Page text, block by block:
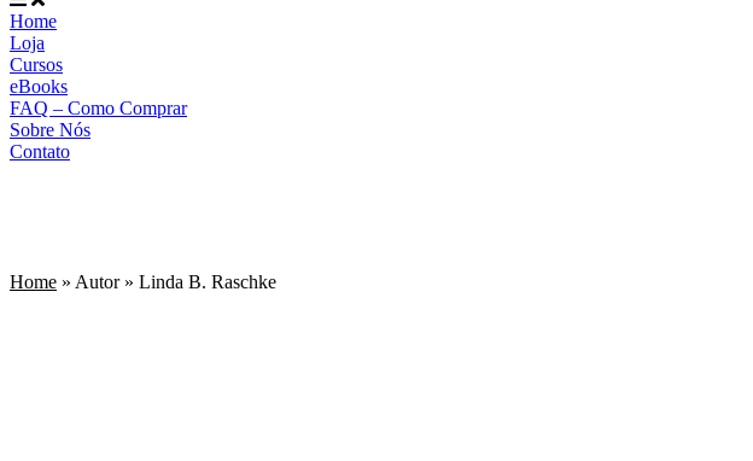
Home
Loja
Cursos
eBooks
FAQ – Como Comprar
Sobre Nós
Contato
Home » Autor» Linda B. Raschke